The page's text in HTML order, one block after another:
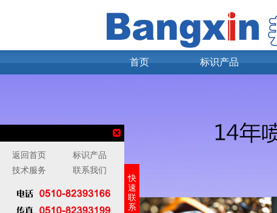
首页 标识产品
快
速
联
系
返回首页
标识产品
技术服务
联系我们